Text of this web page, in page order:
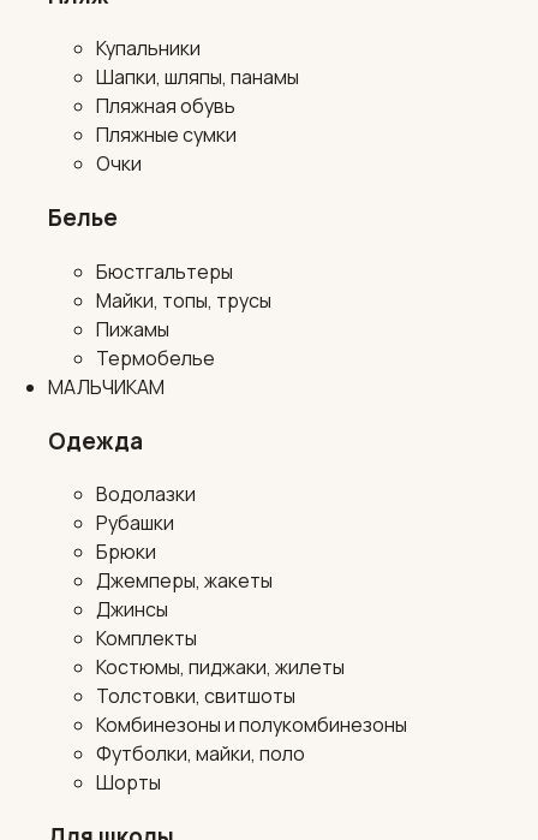
Купальники
Шапки, шляпы, панамы
Пляжная обувь
Пляжные сумки
Очки
Белье
Бюстгальтеры
Майки, топы, трусы
Пижамы
Термобелье
МАЛЬЧИКАМ
Одежда
Водолазки
Рубашки
Брюки
Джемперы, жакеты
Джинсы
Комплекты
Костюмы, пиджаки, жилеты
Толстовки, свитшоты
Комбинезоны и полукомбинезоны
Футболки, майки, поло
Шорты